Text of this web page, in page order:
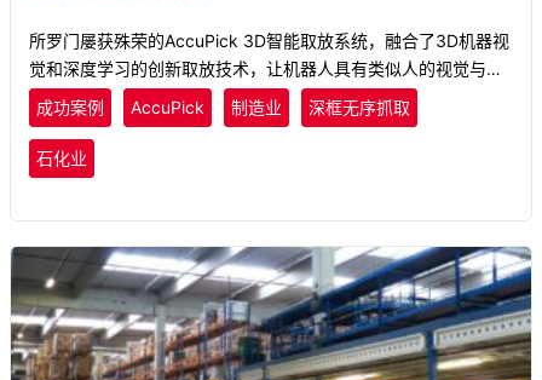
所罗门屡获殊荣的AccuPick 3D智能取放系统，融合了3D机器视
觉和深度学习的创新取放技术，让机器人具有类似人的视觉与大
脑一样的思考能力，显着提高机器人执行的精确力度。
成功案例 AccuPick 制造业 深框无序抓取
石化业